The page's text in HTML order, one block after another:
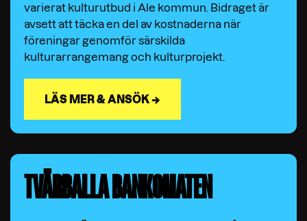
varierat kulturutbud i Ale kommun. Bidraget är
avsett att täcka en del av kostnaderna när
föreningar genomför särskilda
kulturarrangemang och kulturprojekt.
LÄS MER & ANSÖK →
TVÄRBALLA BANKOMATEN